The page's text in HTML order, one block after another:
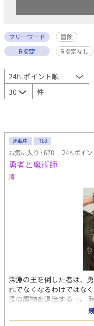
フリーワード
冒険
R指定
R指定なし
件
連載中 R18
お気に入り : 678 24h.ポイン
勇者と魔術師
澪
深淵の王を倒した者は、
れでなくなるわけではな
淵の魔物を退治する…。
む、ハイファンタジー世
×魔術師 R18 異種姦（